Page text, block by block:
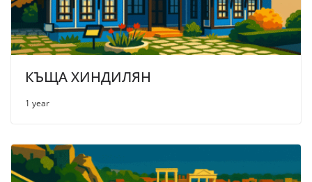
КЪЩА ХИНДИЛЯН
1 year